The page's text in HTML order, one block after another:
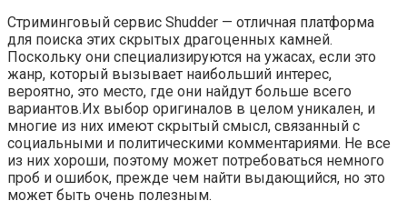
Стриминговый сервис Shudder — отличная платформа
для поиска этих скрытых драгоценных камней.
Поскольку они специализируются на ужасах, если это
жанр, который вызывает наибольший интерес,
вероятно, это место, где они найдут больше всего
вариантов.Их выбор оригиналов в целом уникален, и
многие из них имеют скрытый смысл, связанный с
социальными и политическими комментариями. Не все
из них хороши, поэтому может потребоваться немного
проб и ошибок, прежде чем найти выдающийся, но это
может быть очень полезным.